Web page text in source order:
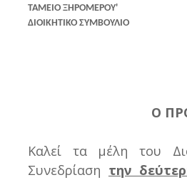
ΤΑΜΕΙΟ ΞΗΡΟΜΕΡΟΥ'
ΔΙΟΙΚΗΤΙΚΟ ΣΥΜΒΟΥΛΙΟ
Ο
Καλεί τα μέλη του
Συνεδρίαση την